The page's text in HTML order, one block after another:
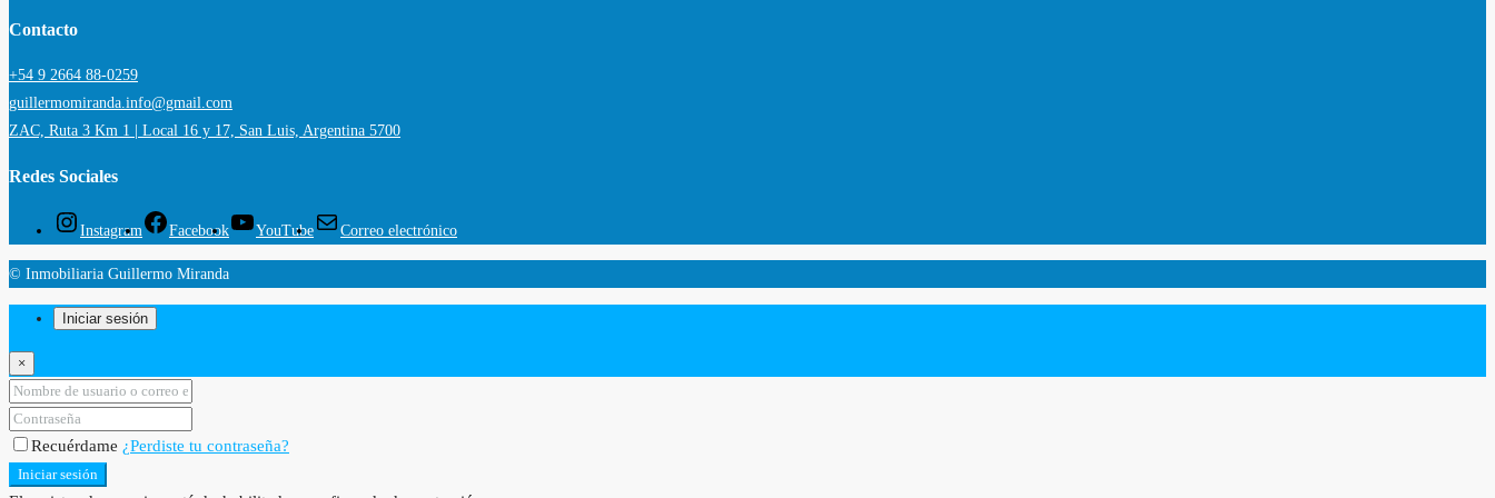
Contacto
+54 9 2664 88-0259
guillermomiranda.info@gmail.com
ZAC, Ruta 3 Km 1 | Local 16 y 17, San Luis, Argentina 5700
Redes Sociales
Instagram Facebook YouTube Correo electrónico
© Inmobiliaria Guillermo Miranda
Iniciar sesión
×
Recuérdame ¿Perdiste tu contraseña?
Iniciar sesión